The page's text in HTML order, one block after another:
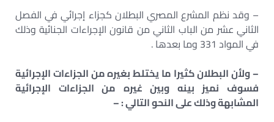
– وقد نظم المشرع المصري البطلان كجزاء إجرائي في الفصل
الثاني عشر من الباب الثاني من قانون الإجراءات الجنائية وذلك
في المواد 331 وما بعدها .
– ولأن البطلان كثيرا ما يختلط بغيره من الجزاءات الإجرائية
فسوف نميز بينه وبين غيره من الجزاءات الإجرائية
المشابهة وذلك على النحو التالي : –